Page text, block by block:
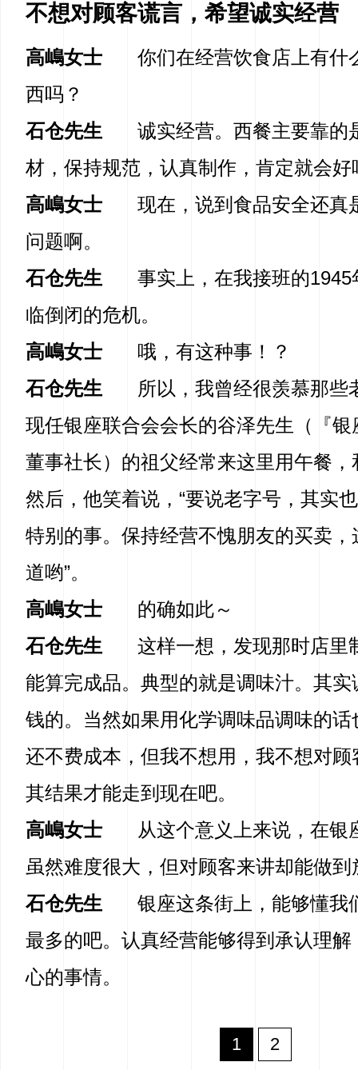
不想对顾客谎言，希望诚实经营
高嶋女士
你们在经营饮食店上有什
西吗？
石仓先生
诚实经营。西餐主要靠的
材，保持规范，认真制作，肯定就会好
高嶋女士
现在，说到食品安全还真
问题啊。
石仓先生
事实上，在我接班的
临倒闭的危机。
高嶋女士
哦，有这种事！？
石仓先生
所以，我曾经很羡慕那些
现任银座联合会会长的谷泽先生（『银
董事社长）的祖父经常来这里用午餐
然后，他笑着说，“要说老字号，其实
特别的事。保持经营不愧朋友的买卖
道哟”。
高嶋女士
的确如此～
石仓先生
这样一想，发现那时店里
能算完成品。典型的就是调味汁。其
钱的。当然如果用化学调味品调味的
还不费成本，但我不想用，我不想对
其结果才能走到现在吧。
高嶋女士
从这个意义上来说，在银
虽然难度很大，但对顾客来讲却能做到
石仓先生
银座这条街上，能够懂我
最多的吧。认真经营能够得到承认理
心的事情。
1 2